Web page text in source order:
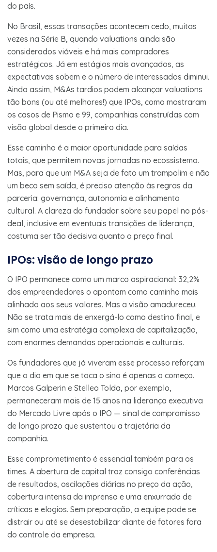
do país.
No Brasil, essas transações acontecem cedo, muitas
vezes na Série B, quando valuations ainda são
considerados viáveis e há mais compradores
estratégicos. Já em estágios mais avançados, as
expectativas sobem e o número de interessados diminui.
Ainda assim, M&As tardios podem alcançar valuations
tão bons (ou até melhores!) que IPOs, como mostraram
os casos de Pismo e 99, companhias construídas com
visão global desde o primeiro dia.
Esse caminho é a maior oportunidade para saídas
totais, que permitem novas jornadas no ecossistema.
Mas, para que um M&A seja de fato um trampolim e não
um beco sem saída, é preciso atenção às regras da
parceria: governança, autonomia e alinhamento
cultural. A clareza do fundador sobre seu papel no pós-
deal, inclusive em eventuais transições de liderança,
costuma ser tão decisiva quanto o preço final.
IPOs: visão de longo prazo
O IPO permanece como um marco aspiracional: 32,2%
dos empreendedores o apontam como caminho mais
alinhado aos seus valores. Mas a visão amadureceu.
Não se trata mais de enxergá-lo como destino final, e
sim como uma estratégia complexa de capitalização,
com enormes demandas operacionais e culturais.
Os fundadores que já viveram esse processo reforçam
que o dia em que se toca o sino é apenas o começo.
Marcos Galperin e Stelleo Tolda, por exemplo,
permaneceram mais de 15 anos na liderança executiva
do Mercado Livre após o IPO — sinal de compromisso
de longo prazo que sustentou a trajetória da
companhia.
Esse comprometimento é essencial também para os
times. A abertura de capital traz consigo conferências
de resultados, oscilações diárias no preço da ação,
cobertura intensa da imprensa e uma enxurrada de
críticas e elogios. Sem preparação, a equipe pode se
distrair ou até se desestabilizar diante de fatores fora
do controle da empresa.